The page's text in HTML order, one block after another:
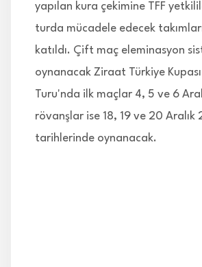
yapılan kura çekimine TFF
turda mücadele edecek
katıldı. Çift maç eleminasyon
oynanacak Ziraat Türkiye
Turu'nda ilk maçlar 4, 5 ve 6
rövanşlar ise 18, 19 ve 20 Aralık
tarihlerinde oynanacak.